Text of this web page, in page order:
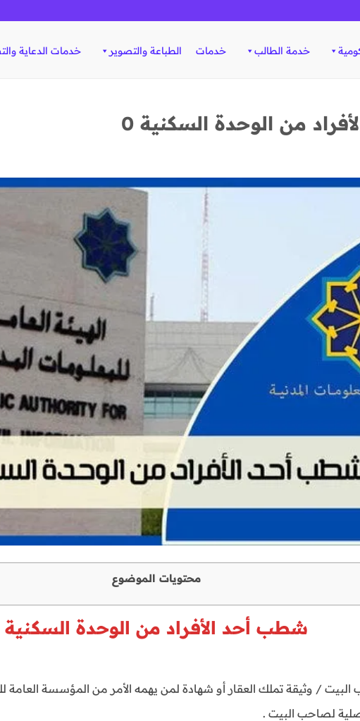
خدمة الطالب خدمات الطباعة والتصوير خدمات الدعاية
من الوحدة السكنية 0
محتويات الموضوع
شطب أحد الأفراد من الوحدة السكنية
/ وثيقة تملك العقار أو شهادة لمن يهمه الأمر من المؤسسة العامة
لصاحب البيت .